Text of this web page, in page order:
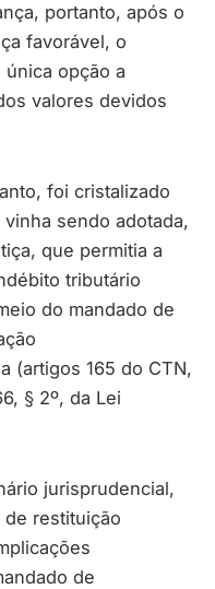
portanto, após o
favorável, o
opção a
valores devidos
foi cristalizado
sendo adotada,
que permitia a
tributário
do mandado de
(artigos 165 do CTN,
§ 2º, da Lei
jurisprudencial,
restituição
de